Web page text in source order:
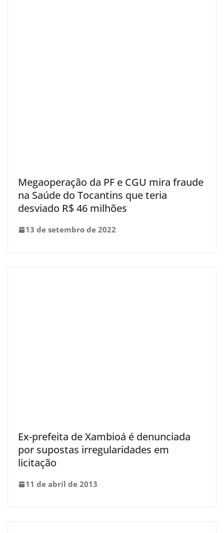
Megaoperação da PF e CGU mira fraude
na Saúde do Tocantins que teria
desviado R$ 46 milhões
13 de setembro de 2022
Ex-prefeita de Xambioá é denunciada
por supostas irregularidades em
licitação
11 de abril de 2013